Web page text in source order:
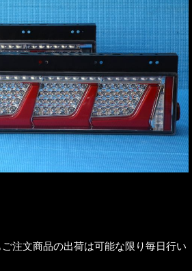
注文商品の出荷は可能な限り毎日行い